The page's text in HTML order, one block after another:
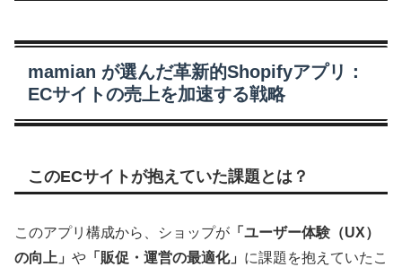
mamian が選んだ革新的Shopifyアプリ：
ECサイトの売上を加速する戦略
このECサイトが抱えていた課題とは？
このアプリ構成から、ショップが 「ユーザー体験（UX）
の向上」 や 「販促・運営の最適化」 に課題を抱えていたこ